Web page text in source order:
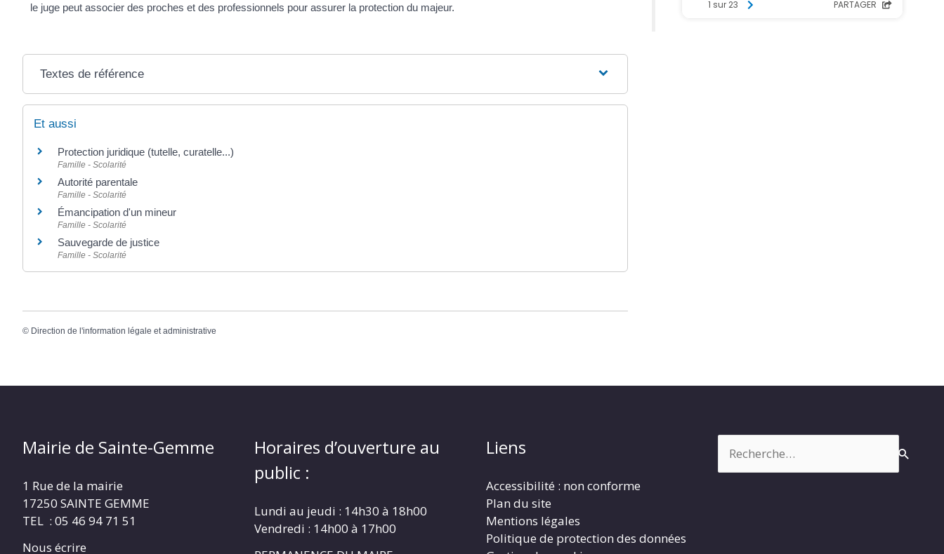
le juge peut associer des proches et des professionnels pour assurer la protection du majeur.
Textes de référence
Et aussi
Protection juridique (tutelle, curatelle...)
Famille - Scolarité
Autorité parentale
Famille - Scolarité
Émancipation d'un mineur
Famille - Scolarité
Sauvegarde de justice
Famille - Scolarité
© Direction de l'information légale et administrative
Mairie de Sainte-Gemme
1 Rue de la mairie
17250 SAINTE GEMME
TEL : 05 46 94 71 51
Nous écrire
Horaires d’ouverture au
public :
Lundi au jeudi : 14h30 à 18h00
Vendredi : 14h00 à 17h00
Liens
Accessibilité : non conforme
Plan du site
Mentions légales
Politique de protection des données